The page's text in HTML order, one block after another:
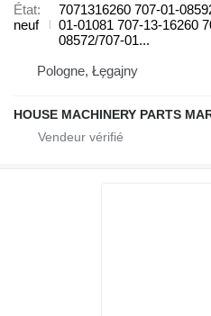
État
neuf
7071316260 707-01-
01-01081 707-13-16260
08572/707-01...
Pologne, Łęgajny
HOUSE MACHINERY PARTS